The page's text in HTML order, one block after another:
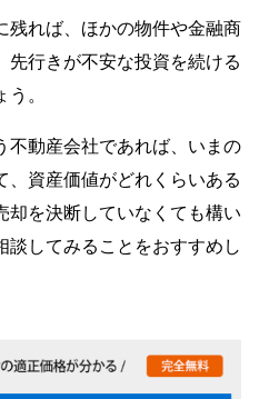
残れば、ほかの物件や金融商
先行きが不安な投資を続ける
。
不動産会社であれば、いまの
、資産価値がどれくらいある
却を決断していなくても構い
談してみることをおすすめし